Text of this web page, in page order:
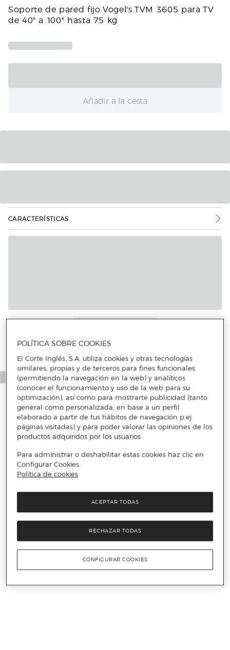
Soporte de pared fijo Vogel's TVM 3605 para TV
de 40" a 100" hasta 75 kg
Añadir a la cesta
CARACTERÍSTICAS
POLÍTICA SOBRE COOKIES
El Corte Inglés, S.A. utiliza cookies y otras tecnologías
similares, propias y de terceros para fines funcionales
(permitiendo la navegación en la web) y analíticos
(conocer el funcionamiento y uso de la web para su
optimización), así como para mostrarte publicidad (tanto
general como personalizada, en base a un perfil
elaborado a partir de tus hábitos de navegación p.ej.
páginas visitadas) y para poder valorar las opiniones de los
productos adquiridos por los usuarios.
Para administrar o deshabilitar estas cookies haz clic en
Configurar Cookies.
Política de cookies
RECHAZAR TODAS
ACEPTAR TODAS
CONFIGURAR COOKIES